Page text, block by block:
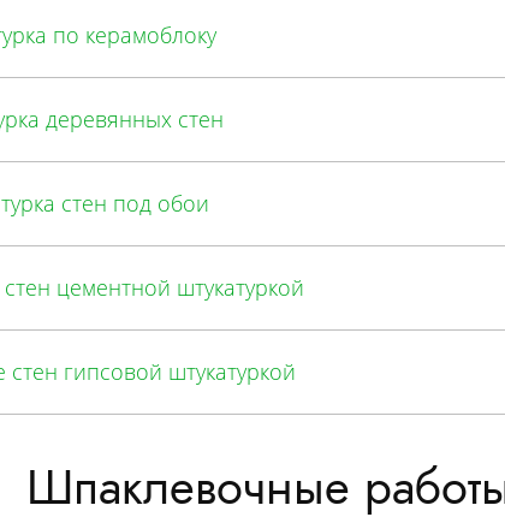
по керамоблоку
деревянных стен
стен под обои
цементной штукатуркой
гипсовой штукатуркой
Шпаклевочные